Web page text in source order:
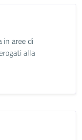
in aree di
alla